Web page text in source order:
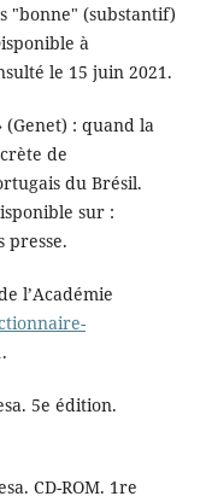
"bonne" (substantif)
à
le 15 juin 2021.
(Genet) : quand la
de
du Brésil.
sur :
presse.
l’Académie
5e édition.
CD-ROM. 1re